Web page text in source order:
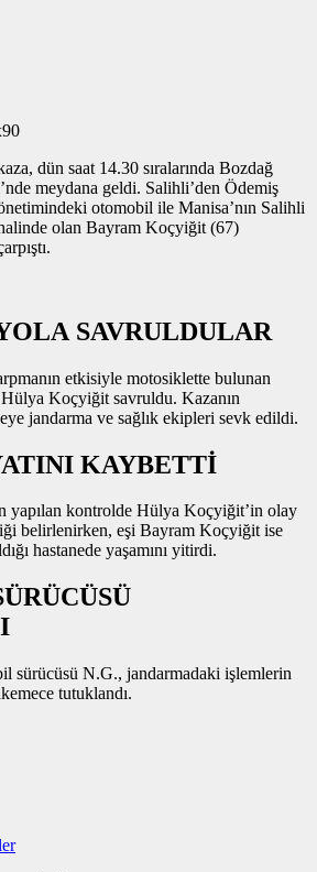
dün saat 14.30 sıralarında Bozdağ
meydana geldi. Salihli’den Ödemiş
otomobil ile Manisa’nın Salihli
olan Bayram Koçyiğit (67)
SAVRULDULAR
etkisiyle motosiklette bulunan
Koçyiğit savruldu. Kazanın
jandarma ve sağlık ekipleri sevk edildi.
KAYBETTİ
yapılan kontrolde Hülya Koçyiğit’in olay
belirlenirken, eşi Bayram Koçyiğit ise
hastanede yaşamını yitirdi.
sürücüsü N.G., jandarmadaki işlemlerin
tutuklandı.